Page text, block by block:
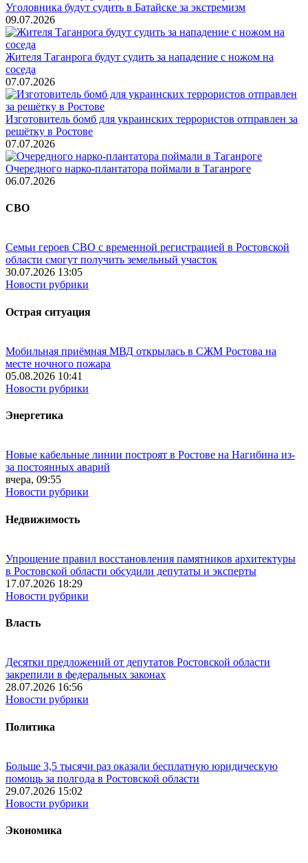
Уголовника будут судить в Батайске за экстремизм
09.07.2026
Жителя Таганрога будут судить за нападение с ножом на
соседа
07.07.2026
Изготовитель бомб для украинских террористов отправлен за
решётку в Ростове
07.07.2026
Очередного нарко-плантатора поймали в Таганроге
06.07.2026
СВО
Семьи героев СВО с временной регистрацией в Ростовской
области смогут получить земельный участок
30.07.2026 13:05
Новости рубрики
Острая ситуация
Мобильная приёмная МВД открылась в СЖМ Ростова на
месте ночного пожара
05.08.2026 10:41
Новости рубрики
Энергетика
Новые кабельные линии построят в Ростове на Нагибина из-
за постоянных аварий
вчера, 09:55
Новости рубрики
Недвижимость
Упрощение правил восстановления памятников архитектуры
в Ростовской области обсудили депутаты и эксперты
17.07.2026 18:29
Новости рубрики
Власть
Десятки предложений от депутатов Ростовской области
закрепили в федеральных законах
28.07.2026 16:56
Новости рубрики
Политика
Больше 3,5 тысячи раз оказали бесплатную юридическую
помощь за полгода в Ростовской области
29.07.2026 15:02
Новости рубрики
Экономика